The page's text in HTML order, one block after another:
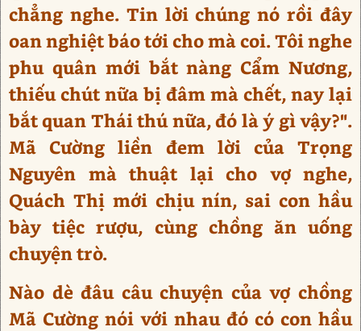
chẳng nghe. Tin lời chúng nó rồi đây
oan nghiệt báo tới cho mà coi. Tôi nghe
phu quân mới bắt nàng Cẩm Nương,
thiếu chút nữa bị đâm mà chết, nay lại
bắt quan Thái thú nữa, đó là ý gì vậy?".
Mã Cường liền đem lời của Trọng
Nguyên mà thuật lại cho vợ nghe,
Quách Thị mới chịu nín, sai con hầu
bày tiệc rượu, cùng chồng ăn uống
chuyện trò.
Nào dè đâu câu chuyện của vợ chồng
Mã Cường nói với nhau đó có con hầu